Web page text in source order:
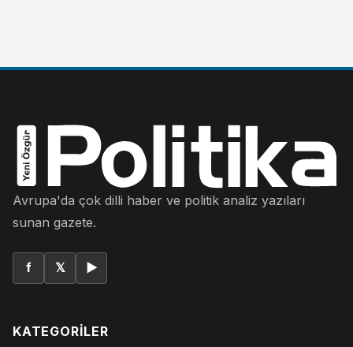
Avrupa'da çok dilli haber ve politik analiz yazıları
sunan gazete.
f 𝕏 ▶
KATEGORILER